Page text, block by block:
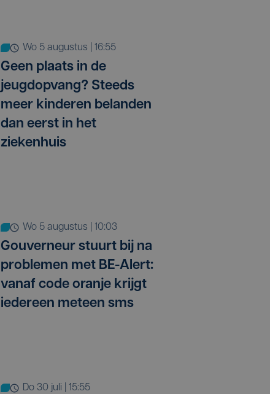
wo 5 augustus | 16:55
Geen plaats in de
jeugdopvang? Steeds
meer kinderen belanden
dan eerst in het
ziekenhuis
wo 5 augustus | 10:03
Gouverneur stuurt bij na
problemen met BE-Alert:
vanaf code oranje krijgt
iedereen meteen sms
do 30 juli | 15:55